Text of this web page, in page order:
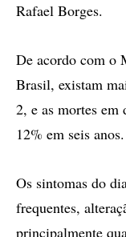
Rafael Borges.
De acordo com o
Brasil, existam
2, e as mortes em
12% em seis anos.
Os sintomas do
frequentes,
principalmente